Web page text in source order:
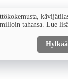
tahansa. Lue
Hylkää